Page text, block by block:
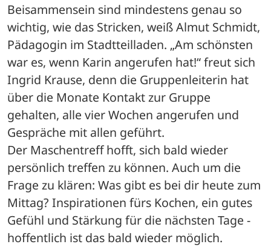
Beisammensein sind mindestens genau so
wichtig, wie das Stricken, weiß Almut Schmidt,
Pädagogin im Stadtteilladen. „Am schönsten
war es, wenn Karin angerufen hat!“ freut sich
Ingrid Krause, denn die Gruppenleiterin hat
über die Monate Kontakt zur Gruppe
gehalten, alle vier Wochen angerufen und
Gespräche mit allen geführt.
Der Maschentreff hofft, sich bald wieder
persönlich treffen zu können. Auch um die
Frage zu klären: Was gibt es bei dir heute zum
Mittag? Inspirationen fürs Kochen, ein gutes
Gefühl und Stärkung für die nächsten Tage -
hoffentlich ist das bald wieder möglich.